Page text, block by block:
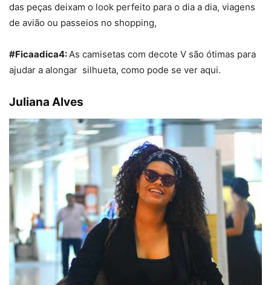
das peças deixam o look perfeito para o dia a dia, viagens
de avião ou passeios no shopping,
#Ficaadica4: As camisetas com decote V são ótimas para
ajudar a alongar silhueta, como pode se ver aqui.
Juliana Alves